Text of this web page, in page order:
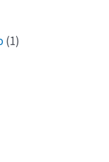
(1)